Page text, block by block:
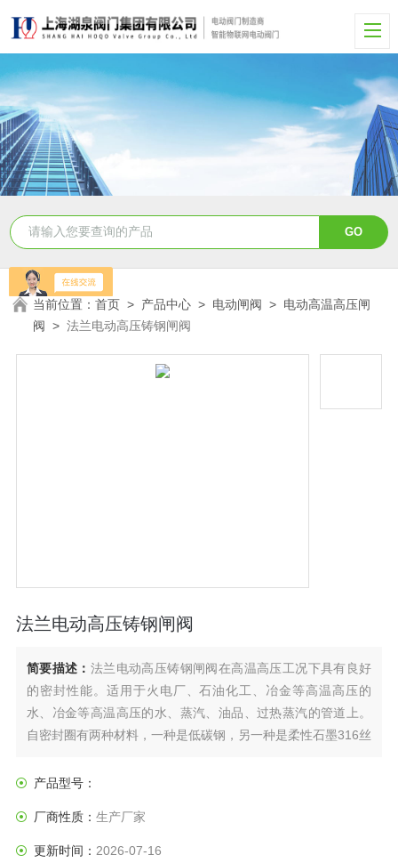
当前位置：首页 > 产品中心 > 电动闸阀 > 电动高温高压闸
阀 >法兰电动高压铸钢闸阀
法兰电动高压铸钢闸阀
简要描述： 法兰电动高压铸钢闸阀在高温高压工况下具有良好
的密封性能。适用于火电厂、石油化工、冶金等高温高压的
水、冶金等高温高压的水、蒸汽、油品、过热蒸汽的管道上。
自密封圈有两种材料，一种是低碳钢，另一种是柔性石墨316丝
≥3mm，具有耐磨、耐高温、抗腐蚀、抗擦伤、使用寿命长。
产品型号：
厂商性质： 生产厂家
更新时间： 2026-07-16